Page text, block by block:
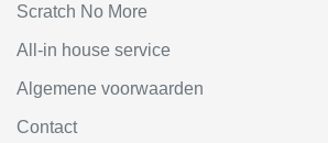
Scratch No More
All-in house service
Algemene voorwaarden
Contact